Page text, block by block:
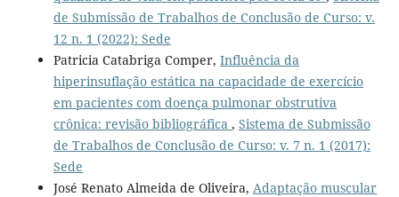
de Submissão de Trabalhos de Conclusão de Curso: v.
12 n. 1 (2022): Sede
Patricia Catabriga Comper, Influência da
hiperinsuflação estática na capacidade de exercício
em pacientes com doença pulmonar obstrutiva
crônica: revisão bibliográfica , Sistema de Submissão
de Trabalhos de Conclusão de Curso: v. 7 n. 1 (2017):
Sede
José Renato Almeida de Oliveira, Adaptação muscular